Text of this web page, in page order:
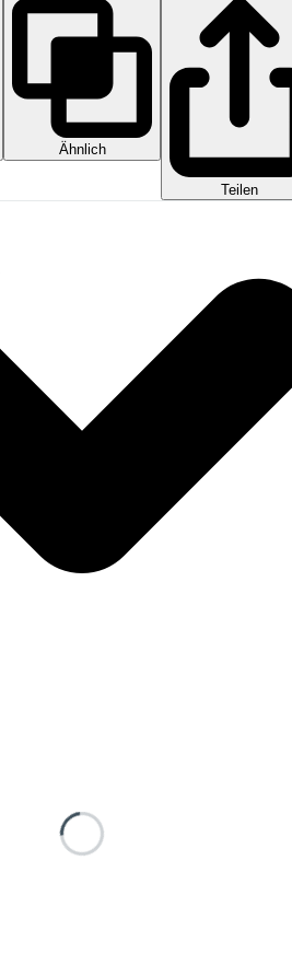
Ähnlich
Teilen